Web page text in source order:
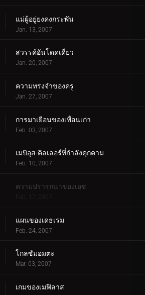
แม่ผู้อยู่ยงคงกระพัน
Jan. 13, 2007
สวรรค์อันโดดเดี่ยว
Jan. 20, 2007
ความทรงจำของครู
Jan. 27, 2007
การมาเยือนของเพื่อนเก่า
Feb. 03, 2007
เมบิอุส-คิลเลอร์ที่กำลังคุกคาม
Feb. 10, 2007
ความปรารถนาของเอซ
แผนของเดธเรม
Feb. 24, 2007
โกลซัมอมตะ
Mar. 03, 2007
เกมของเมฟิลาส